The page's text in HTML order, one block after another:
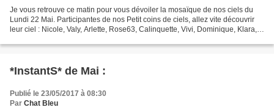
Je vous retrouve ce matin pour vous dévoiler la mosaïque de nos ciels du
Lundi 22 Mai. Participantes de nos Petit coins de ciels, allez vite découvrir
leur ciel : Nicole, Valy, Arlette, Rose63, Calinquette, Vivi, Dominique, Klara,
*InstantS* de Mai :
Publié le 23/05/2017 à 08:30
Par Chat Bleu